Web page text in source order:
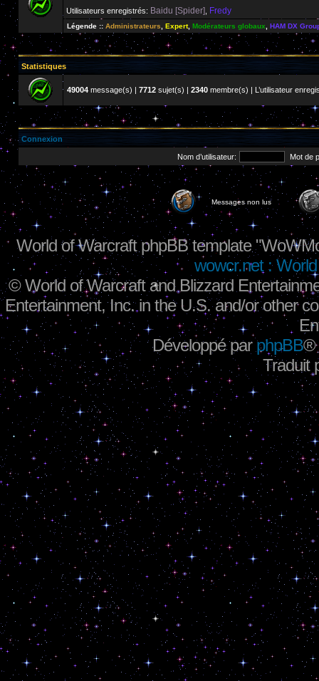
Utilisateurs enregistrés: Baidu [Spider] Fredy
Légende :: Administrateurs Expert, Modérateurs globaux HAM DX
Statistiques
49004 message(s) | 7712 sujet(s) | 2340 membre(s) | L’utilisateur
Connexion
Nom d’utilisateur: Mot de
Messages non lus
World of Warcraft phpBB template
wowcr.net :
©World of Warcraft and Blizzard
Entertainment, Inc. in the U.S. and/or other
Développé par phpBB®
Traduit